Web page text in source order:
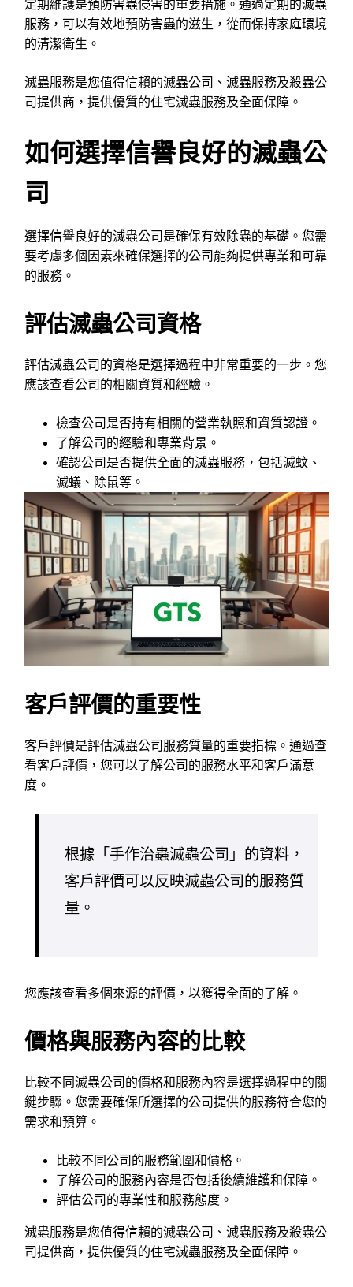
定期維護是預防害蟲侵害的重要措施。通過定期的滅蟲
服務，可以有效地預防害蟲的滋生，從而保持家庭環境
的清潔衛生。
滅蟲服務是您值得信賴的滅蟲公司、滅蟲服務及殺蟲公
司提供商，提供優質的住宅滅蟲服務及全面保障。
如何選擇信譽良好的滅蟲公
司
選擇信譽良好的滅蟲公司是確保有效除蟲的基礎。您需
要考慮多個因素來確保選擇的公司能夠提供專業和可靠
的服務。
評估滅蟲公司資格
評估滅蟲公司的資格是選擇過程中非常重要的一步。您
應該查看公司的相關資質和經驗。
檢查公司是否持有相關的營業執照和資質認證。
了解公司的經驗和專業背景。
確認公司是否提供全面的滅蟲服務，包括滅蚊、
滅蟻、除鼠等。
客戶評價的重要性
客戶評價是評估滅蟲公司服務質量的重要指標。通過查
看客戶評價，您可以了解公司的服務水平和客戶滿意
度。
根據「手作治蟲滅蟲公司」的資料，
客戶評價可以反映滅蟲公司的服務質
量。
您應該查看多個來源的評價，以獲得全面的了解。
價格與服務內容的比較
比較不同滅蟲公司的價格和服務內容是選擇過程中的關
鍵步驟。您需要確保所選擇的公司提供的服務符合您的
需求和預算。
比較不同公司的服務範圍和價格。
了解公司的服務內容是否包括後續維護和保障。
評估公司的專業性和服務態度。
滅蟲服務是您值得信賴的滅蟲公司、滅蟲服務及殺蟲公
司提供商，提供優質的住宅滅蟲服務及全面保障。